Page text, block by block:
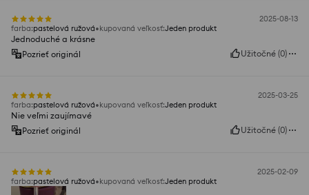
2025-08-13
farba:pastelová ružová kupovaná veľkosť:Jeden produkt
Jednoduché a krásne
Pozrieť originál
Užitočné (0)
2025-03-25
farba:pastelová ružová kupovaná veľkosť:Jeden produkt
Nie veľmi zaujímavé
Pozrieť originál
Užitočné (0)
2025-02-09
farba:pastelová ružová kupovaná veľkosť:Jeden produkt